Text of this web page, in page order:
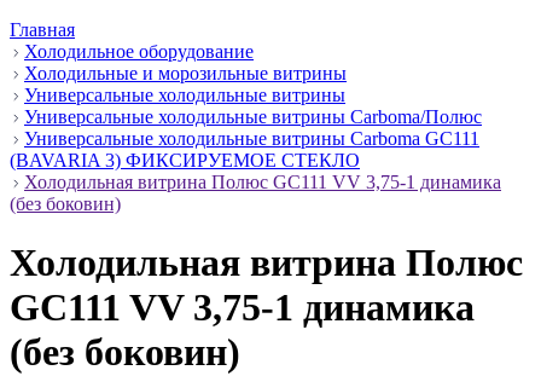
Главная
Холодильное оборудование
Холодильные и морозильные витрины
Универсальные холодильные витрины
Универсальные холодильные витрины Carboma/Полюс
Универсальные холодильные витрины Carboma GC111
(BAVARIA 3) ФИКСИРУЕМОЕ СТЕКЛО
Холодильная витрина Полюс GC111 VV 3,75-1 динамика
(без боковин)
Холодильная витрина Полюс
GC111 VV 3,75-1 динамика
(без боковин)